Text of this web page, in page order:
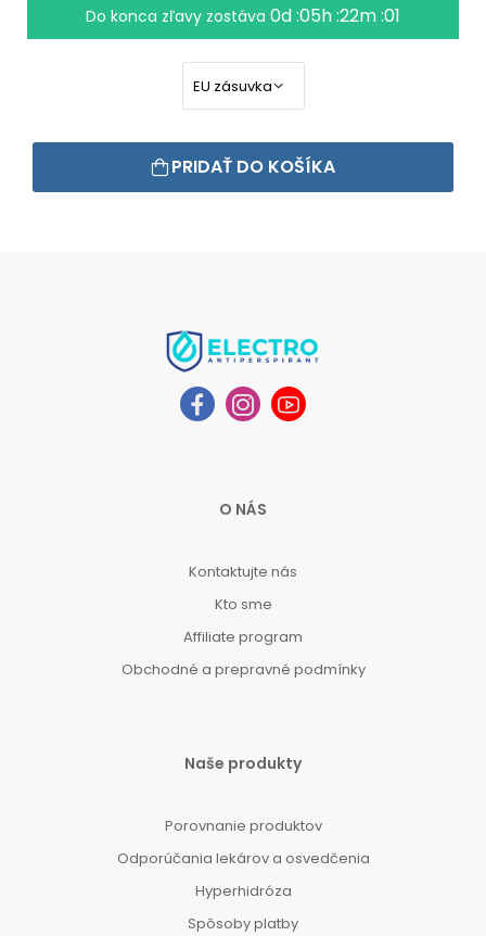
Do konca zľavy zostáva 0d :05h :22m :00
PRIDAŤ DO KOŠÍKA
O NÁS
Kontaktujte nás
Kto sme
Affiliate program
Obchodné a prepravné podmínky
Naše produkty
Porovnanie produktov
Odporúčania lekárov a osvedčenia
Hyperhidróza
Spôsoby platby